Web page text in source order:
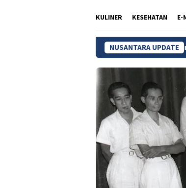
KULINER KESEHATAN E-
NUSANTARA UPDATE
Wamendagri Ribka Minta Pemda di